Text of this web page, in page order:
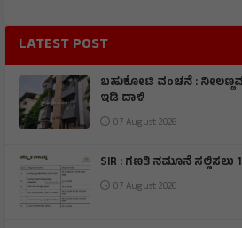
LATEST POST
ಬಹುಕೋಟಿ ವಂಚನೆ :
ಇಡಿ ದಾಳಿ
07 August 2026
SIR : ಗಣತಿ ನಮೂನೆ ಸಲ್ಲಿಸಲು
07 August 2026